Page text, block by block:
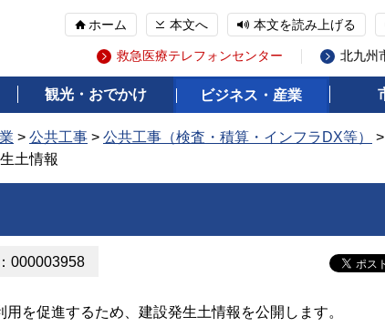
ホーム 本文へ 本文を読み上げる
救急医療テレフォンセンター 北九州
観光・おでかけ ビジネス・産業
> 公共工事 > 公共工事（検査・積算・インフラDX等） >
土情報
000003958
を促進するため、建設発生土情報を公開します。